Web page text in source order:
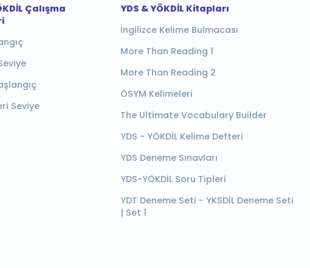
Çalışma
Seviye
YDS & YÖKDİL Kitapları
İngilizce Kelime Bulmacası
More Than Reading 1
More Than Reading 2
ÖSYM Kelimeleri
The Ultimate Vocabulary Builder
YDS - YÖKDİL Kelime Defteri
YDS Deneme Sınavları
YDS-YÖKDİL Soru Tipleri
YDT Deneme Seti - YKSDİL Deneme Seti
| Set 1